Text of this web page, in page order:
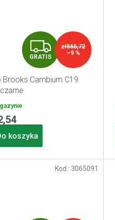
G
R
A
GRATIS
zł565,72
–9 %
Brooks Cambium C19
koszyka
Kod : 3065091